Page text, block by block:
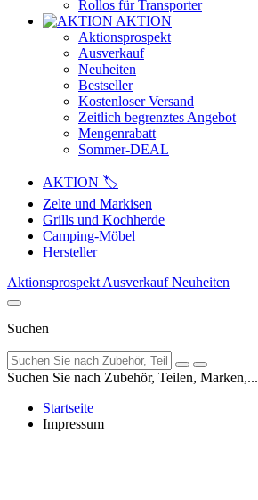
Rollos für Transporter
AKTION
Aktionsprospekt
Ausverkauf
Neuheiten
Bestseller
Kostenloser Versand
Zeitlich begrenztes Angebot
Mengenrabatt
Sommer-DEAL
AKTION 🏷️
Zelte und Markisen
Grills und Kochherde
Camping-Möbel
Hersteller
Aktionsprospekt AusverkaufNeuheiten
Suchen
Suchen Sie nach Zubehör, Teilen, Marken,...
Startseite
Impressum